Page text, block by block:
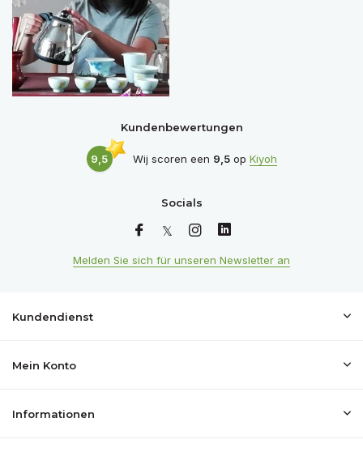
Kundenbewertungen
9,5 Wij scoren een 9,5op Kiyoh
Socials
Melden Sie sich für unseren Newsletter an
Kundendienst
Mein Konto
Informationen